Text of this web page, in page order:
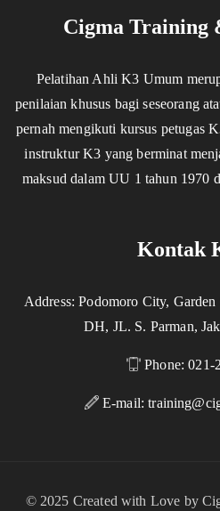
Cigma Training
Pelatihan Ahli K3 Umum
penilaian khusus bagi seseorang
pernah mengikuti kursus petugas
instruktur K3 yang berminat
maksud dalam UU 1 tahun 1970
Kontak
Address: Podomoro City,
DH, JL. S. Parman,
Phone: 021-
E-mail:
© 2025 Created with Love by